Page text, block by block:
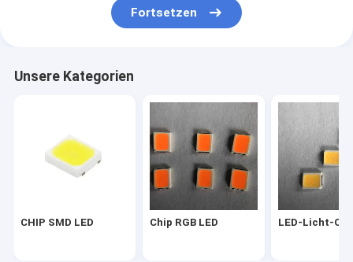
3528 LED-Chip
SMD führte Komponenten
Fortsetzen
Unsere Kategorien
CHIP SMD LED Chip RGB LED LED-Licht-